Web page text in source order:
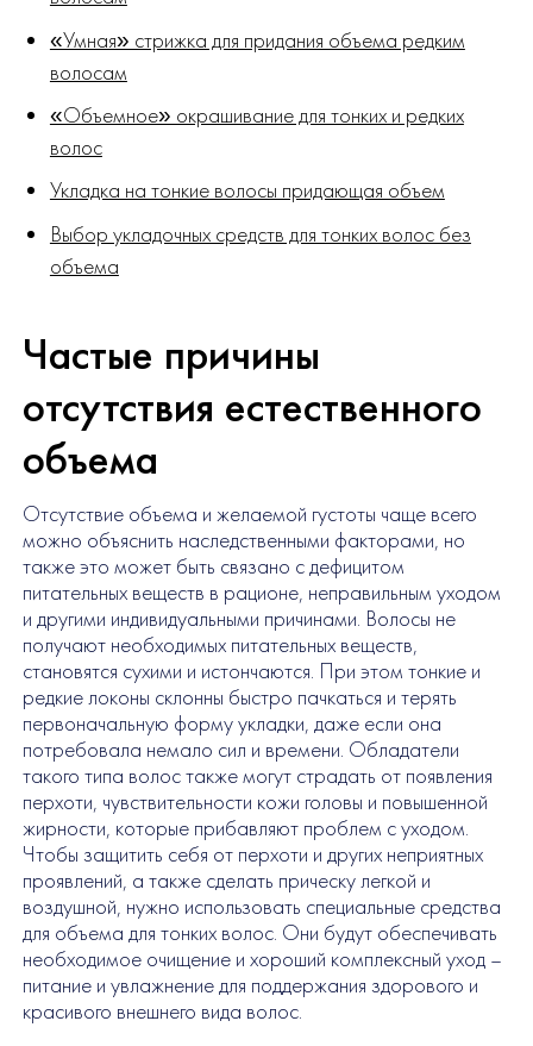
«Умная» стрижка для придания объема редким
волосам
«Объемное» окрашивание для тонких и редких
волос
Укладка на тонкие волосы придающая объем
Выбор укладочных средств для тонких волос без
объема
Частые причины
отсутствия естественного
объема
Отсутствие объема и желаемой густоты чаще всего
можно объяснить наследственными факторами, но
также это может быть связано с дефицитом
питательных веществ в рационе, неправильным уходом
и другими индивидуальными причинами. Волосы не
получают необходимых питательных веществ,
становятся сухими и истончаются. При этом тонкие и
редкие локоны склонны быстро пачкаться и терять
первоначальную форму укладки, даже если она
потребовала немало сил и времени. Обладатели
такого типа волос также могут страдать от появления
перхоти, чувствительности кожи головы и повышенной
жирности, которые прибавляют проблем с уходом.
Чтобы защитить себя от перхоти и других неприятных
проявлений, а также сделать прическу легкой и
воздушной, нужно использовать специальные средства
для объема для тонких волос. Они будут обеспечивать
необходимое очищение и хороший комплексный уход –
питание и увлажнение для поддержания здорового и
красивого внешнего вида волос.